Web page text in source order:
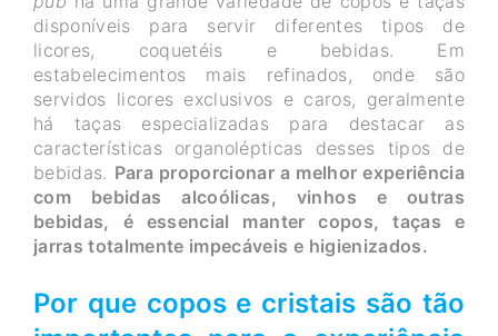
disponíveis para servir diferentes tipos de
licores, coquetéis e bebidas. Em
estabelecimentos mais refinados, onde são
servidos licores exclusivos e caros, geralmente
há taças especializadas para destacar as
características organolépticas desses tipos de
bebidas. Para proporcionar a melhor experiência
com bebidas alcoólicas, vinhos e outras
bebidas, é essencial manter copos, taças e
jarras totalmente impecáveis e higienizados.
Por que copos e cristais são tão